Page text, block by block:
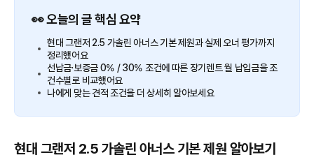
👀 오늘의 글 핵심 요약
현대 그랜저 2.5 가솔린 아너스 기본 제원과 실제 오너 평가까지
정리했어요
선납금·보증금 0% / 30% 조건에 따른 장기렌트 월 납입금을 조
건수별로 비교했어요
나에게 맞는 견적 조건을 더 상세히 알아보세요
현대 그랜저 2.5 가솔린 아너스 기본 제원 알아보기